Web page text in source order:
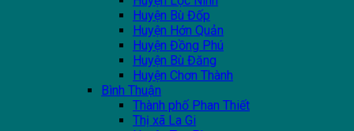
Huyện Bù Đốp
Huyện Hớn Quản
Huyện Đồng Phú
Huyện Bù Đăng
Huyện Chơn Thành
Bình Thuận
Thành phố Phan Thiết
Thị xã La Gi